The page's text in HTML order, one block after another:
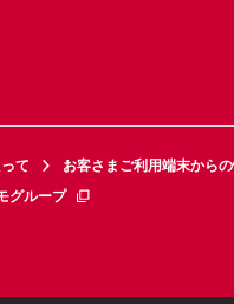
て お客さまご利用端末から
グループ